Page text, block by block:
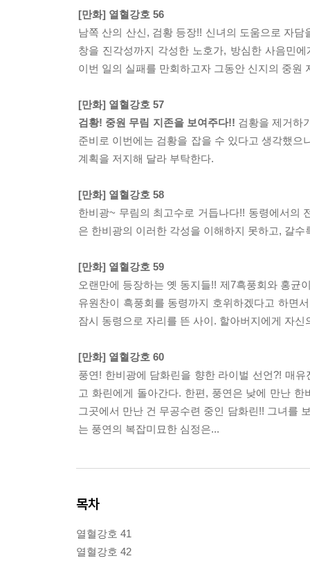
[만화] 열혈강호 56
남쪽 산의 산신, 검황 등장!! 신녀의 도움으로 자
창을 진각성까지 각성한 노호가, 방심한 사음민
이번 일의 실패를 만회하고자 그동안 신지의 중원
[만화] 열혈강호 57
검황! 중원 무림 지존을 보여주다!! 검황을 제거하
준비로 이번에는 검황을 잡을 수 있다고 생각했
계획을 저지해 달라 부탁한다.
[만화] 열혈강호 58
한비광~ 무림의 최고수로 거듭나다!! 동령에서의
은 한비광의 이러한 각성을 이해하지 못하고, 갈
[만화] 열혈강호 59
오랜만에 등장하는 옛 동지들!! 제7흑풍회와 홍균
유원찬이 흑풍회를 동령까지 호위하겠다고 하면
잠시 동령으로 자리를 뜬 사이. 할아버지에게 자신
[만화] 열혈강호 60
풍연! 한비광에 담화린을 향한 라이벌 선언?! 매
고 화린에게 돌아간다. 한편, 풍연은 낮에 만난
그곳에서 만난 건 무공수련 중인 담화린!! 그녀를
는 풍연의 복잡미묘한 심정은...
목차
열혈강호 41
열혈강호 42